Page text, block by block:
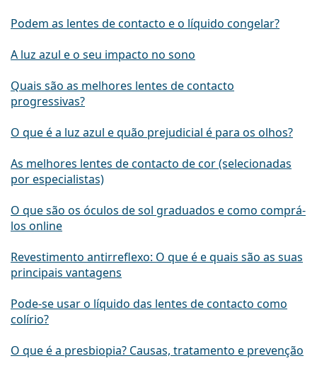
Podem as lentes de contacto e o líquido congelar?
A luz azul e o seu impacto no sono
Quais são as melhores lentes de contacto
progressivas?
O que é a luz azul e quão prejudicial é para os olhos?
As melhores lentes de contacto de cor (selecionadas
por especialistas)
O que são os óculos de sol graduados e como comprá-
los online
Revestimento antirreflexo: O que é e quais são as suas
principais vantagens
Pode-se usar o líquido das lentes de contacto como
colírio?
O que é a presbiopia? Causas, tratamento e prevenção